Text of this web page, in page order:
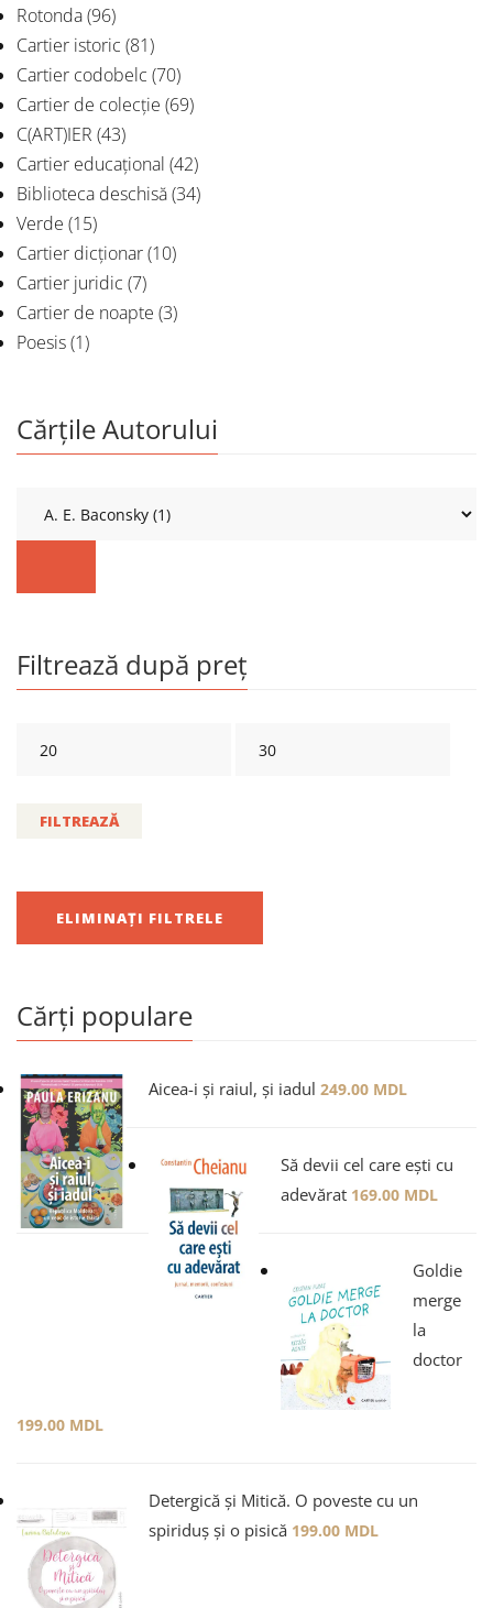
Rotonda(96)
Cartier istoric (81)
Cartier codobelc (70)
Cartier de colecție (69)
C(ART)IER (43)
Cartier educațional (42)
Biblioteca deschisă(34)
Verde (15)
Cartier dicționar(10)
Cartier juridic (7)
Cartier de noapte (3)
Poesis(1)
Cărțile Autorului
Filtrează după preț
FILTREAZĂ
ELIMINAȚI FILTRELE
Cărți populare
Aicea-i și raiul, și iadul 249.00 MDL
Să devii cel care ești cu
adevărat 169.00 MDL
Goldie
merge
la
doctor
199.00 MDL
Detergică și Mitică. O poveste cu un
spiriduș și o pisică 199.00 MDL